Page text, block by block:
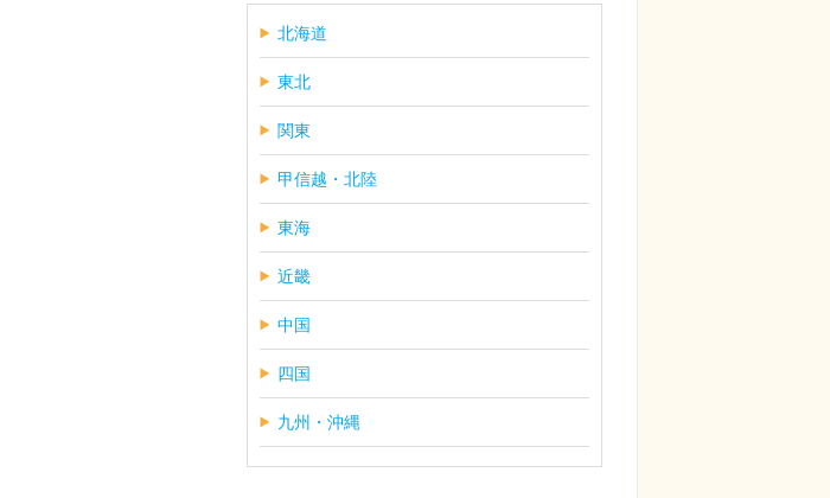
北海道
東北
関東
甲信越・北陸
東海
近畿
中国
四国
九州・沖縄